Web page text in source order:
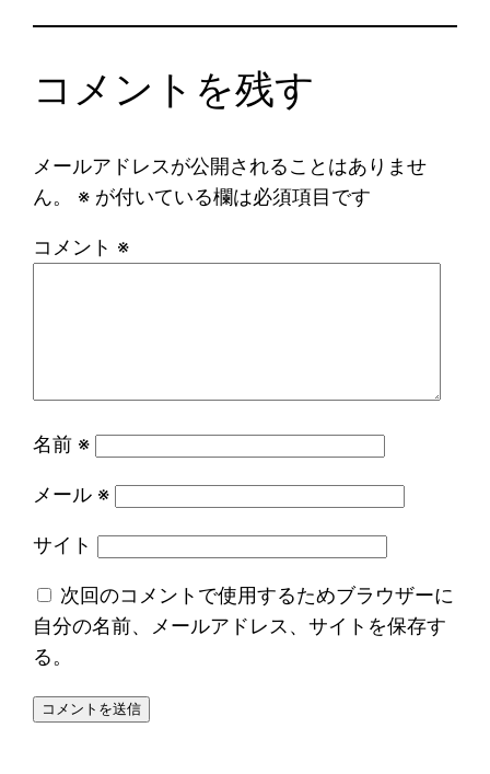
コメントを残す
メールアドレスが公開されることはありませ
ん。
※ が付いている欄は必須項目です
コメント ※
名前 ※
メール ※
サイト
次回のコメントで使用するためブラウザーに
自分の名前、メールアドレス、サイトを保存す
る。